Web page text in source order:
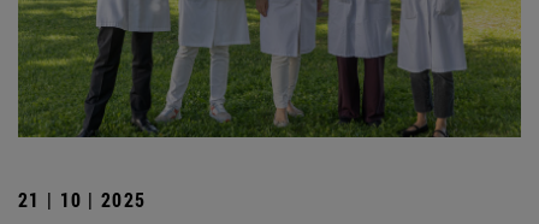
21 | 10 | 2025